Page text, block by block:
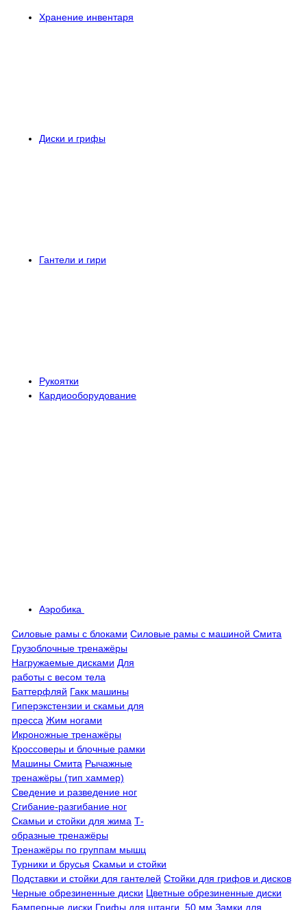
Хранение инвентаря
Диски и грифы
Гантели и гири
Рукоятки
Кардиооборудование
Аэробика
Силовые рамы с блоками Силовые рамы с машиной Смита
Грузоблочные тренажёры
Нагружаемые дисками Для
работы с весом тела
Баттерфляй Гакк машины
Гиперэкстензии и скамьи для
пресса Жим ногами
Икроножные тренажёры
Кроссоверы и блочные рамки
Машины Смита Рычажные
тренажёры (тип хаммер)
Сведение и разведение ног
Сгибание-разгибание ног
Скамьи и стойки для жима Т-
образные тренажёры
Тренажёры по группам мышц
Турники и брусья Скамьи и стойки
Подставки и стойки для гантелей Стойки для грифов и дисков
Черные обрезиненные диски Цветные обрезиненные диски
Бамперные диски Грифы для штанги, 50 мм Замки для